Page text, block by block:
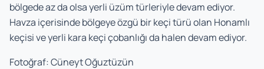
bölgede az da olsa yerli üzüm türleriyle devam ediyor.
Havza içerisinde bölgeye özgü bir keçi türü olan Honamlı
keçisi ve yerli kara keçi çobanlığı da halen devam ediyor.
Fotoğraf:Cüneyt Oğuztüzün